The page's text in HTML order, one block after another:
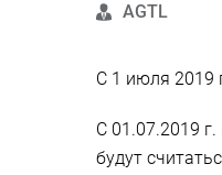
AGTL
С 1 июля 2019
С 01.07.2019
будут